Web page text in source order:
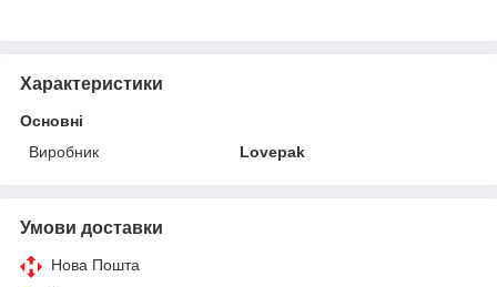
Характеристики
Основні
Виробник
Lovepak
Умови доставки
Нова Пошта